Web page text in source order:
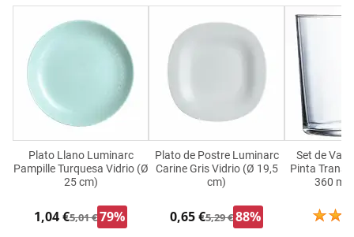
Plato Llano Luminarc
Pampille Turquesa Vidrio (Ø
25 cm)
1,04 €5,01 €79%
Plato de Postre Luminarc
Carine Gris Vidrio (Ø 19,5
cm)
0,65 €5,29 €88%
Set de
Pinta
360 ml